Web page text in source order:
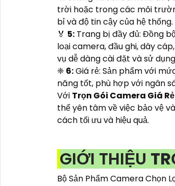
trời hoặc trong các môi
bỉ và độ tin cậy của hệ thống.
️🏅️ 5: Trang bị đầy đủ: Đồng
loại camera, đầu ghi, dây
vụ dễ dàng cài đặt và sử
❈ 6:Giá rẻ: Sản phẩm với
năng tốt, phù hợp với ngân
Với Trọn Gói Camera Giá
thể yên tâm về việc bảo vệ
cách tối ưu và hiệu quả.
GIỚI THIỆU
Bộ Sản Phẩm Camera Chọn